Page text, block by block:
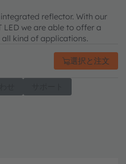
integrated reflector. With our
LED we are able to offer a
kind of applications.
選択と注文